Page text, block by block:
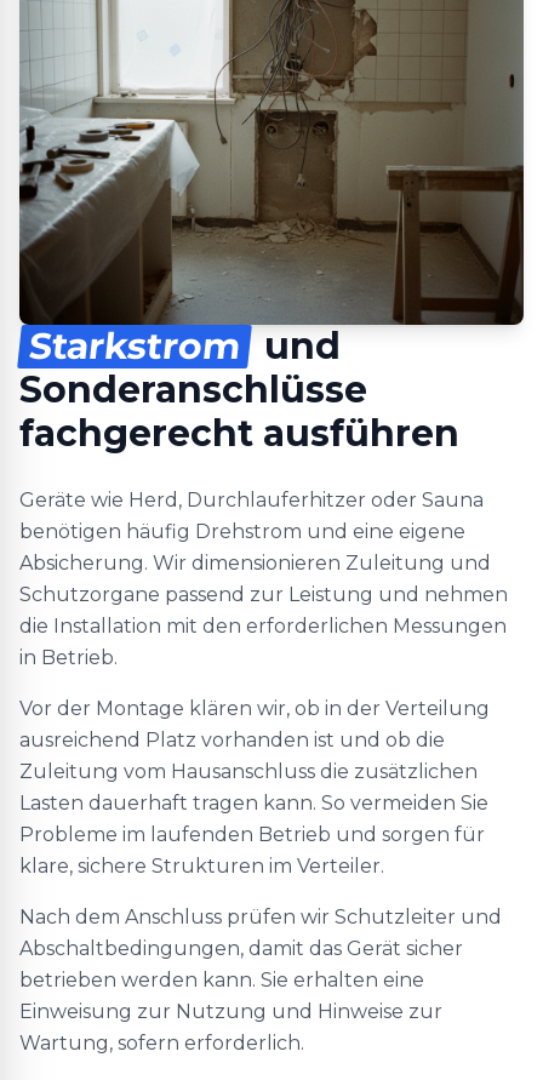
Starkstrom
und
Sonderanschlüsse
fachgerecht ausführen
Geräte wie Herd, Durchlauferhitzer oder Sauna
benötigen häufig Drehstrom und eine eigene
Absicherung. Wir dimensionieren Zuleitung und
Schutzorgane passend zur Leistung und nehmen
die Installation mit den erforderlichen Messungen
in Betrieb.
Vor der Montage klären wir, ob in der Verteilung
ausreichend Platz vorhanden ist und ob die
Zuleitung vom Hausanschluss die zusätzlichen
Lasten dauerhaft tragen kann. So vermeiden Sie
Probleme im laufenden Betrieb und sorgen für
klare, sichere Strukturen im Verteiler.
Nach dem Anschluss prüfen wir Schutzleiter und
Abschaltbedingungen, damit das Gerät sicher
betrieben werden kann. Sie erhalten eine
Einweisung zur Nutzung und Hinweise zur
Wartung, sofern erforderlich.